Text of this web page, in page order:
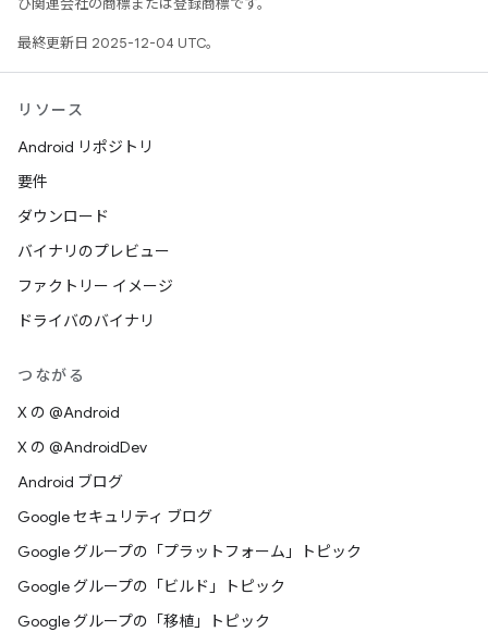
び関連会社の商標または登録商標です。
最終更新日 2025-12-04 UTC。
リソース
Android リポジトリ
要件
ダウンロード
バイナリのプレビュー
ファクトリー イメージ
ドライバのバイナリ
つながる
X の @Android
X の @AndroidDev
Android ブログ
Google セキュリティ ブログ
Google グループの「プラットフォーム」トピック
Google グループの「ビルド」トピック
Google グループの「移植」トピック